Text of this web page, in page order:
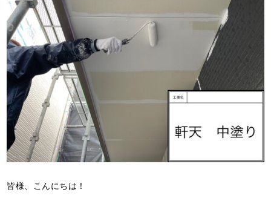
皆様、こんにちは！